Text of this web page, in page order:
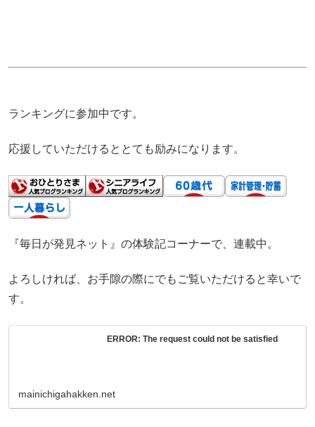
ランキングに参加中です。
応援していただけるととても励みになります。
『毎日が発見ネット』の体験記コーナーで、連載中。
よろしければ、お手隙の際にでもご覧いただけると幸いで
す。
ERROR: The request could not be satisfied
mainichigahakken.net